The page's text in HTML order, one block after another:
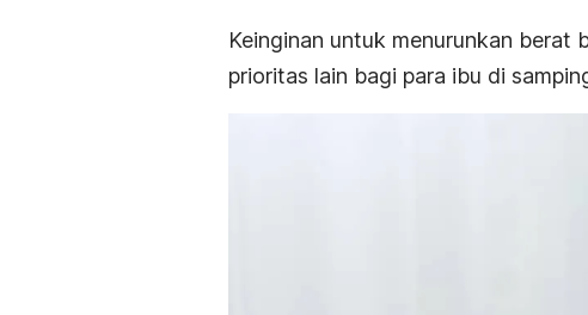
Keinginan untuk menurunkan berat
prioritas lain bagi para ibu di